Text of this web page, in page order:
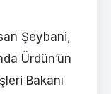
Şeybani,
Ürdün’ün
Bakanı